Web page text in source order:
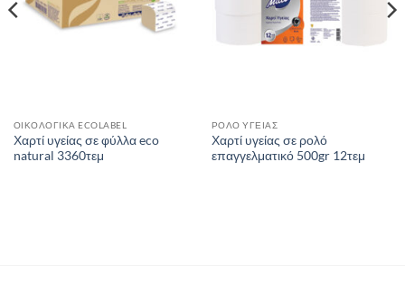
ΟΙΚΟΛΟΓΙΚΑ ECOLABEL
Χαρτί υγείας σε φύλλα eco
natural 3360τεμ
ΡΟΛΟ ΥΓΕΙΑΣ
Χαρτί υγείας σε ρολό
επαγγελματικό 500gr 12τεμ